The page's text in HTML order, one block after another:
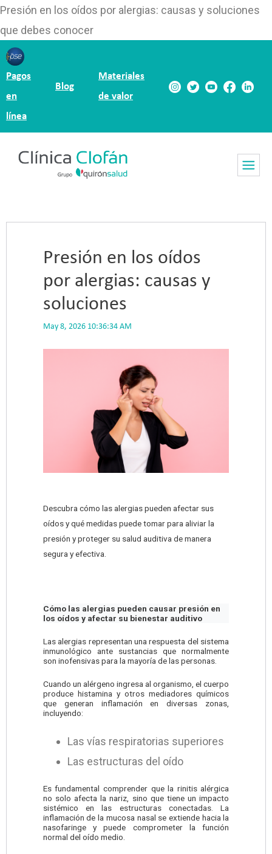
Presión en los oídos por alergias: causas y soluciones
que debes conocer
Pagos
en
línea
Blog
Materiales
de valor
Presión en los oídos
por alergias: causas y
soluciones
May 8, 2026 10:36:34 AM
Descubra cómo las alergias pueden afectar sus
oídos y qué medidas puede tomar para aliviar la
presión y proteger su salud auditiva de manera
segura y efectiva.
Cómo las alergias pueden causar presión en
los oídos y afectar su bienestar auditivo
Las alergias representan una respuesta del sistema
inmunológico ante sustancias que normalmente
son inofensivas para la mayoría de las personas.
Cuando un alérgeno ingresa al organismo, el cuerpo
produce histamina y otros mediadores químicos
que generan inflamación en diversas zonas,
incluyendo:
Las vías respiratorias superiores
Las estructuras del oído
Es fundamental comprender que la rinitis alérgica
no solo afecta la nariz, sino que tiene un impacto
sistémico en las estructuras conectadas. La
inflamación de la mucosa nasal se extiende hacia la
nasofaringe y puede comprometer la función
normal del oído medio.